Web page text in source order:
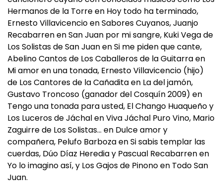
Hermanos de la Torre en Hoy todo ha terminado,
Ernesto Villavicencio en Sabores Cuyanos, Juanjo
Recabarren en San Juan por mi sangre, Kuki Vega de
Los Solistas de San Juan en Si me piden que cante,
Abelino Cantos de Los Caballeros de la Guitarra en
Mi amor en una tonada, Ernesto Villavicencio (hijo)
de Los Cantores de la Cañadita en La del jamón,
Gustavo Troncoso (ganador del Cosquín 2009) en
Tengo una tonada para usted, El Chango Huaqueño y
Los Luceros de Jáchal en Viva Jáchal Puro Vino, Mario
Zaguirre de Los Solistas… en Dulce amor y
compañera, Pelufo Barboza en Si sabis templar las
cuerdas, Dúo Díaz Heredia y Pascual Recabarren en
Yo lo imagino así, y Los Gajos de Pinono en Todo San
Juan.